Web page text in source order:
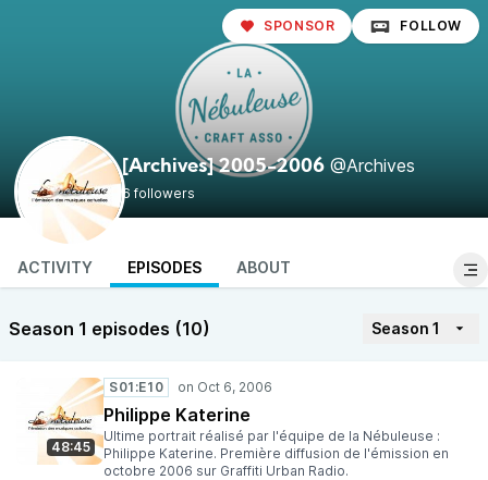
[Archives] 2005-2006 @Archives
6 followers
SPONSOR FOLLOW
ACTIVITY EPISODES ABOUT
Season 1 episodes (10) Season 1
48:45
S01:E10
Philippe Katerine
Ultime portrait réalisé par l'équipe de la Nébuleuse :
Philippe Katerine. Première diffusion de l'émission en
octobre 2006 sur Graffiti Urban Radio.